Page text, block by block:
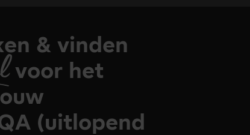
& vinden
voor het
(uitlopend